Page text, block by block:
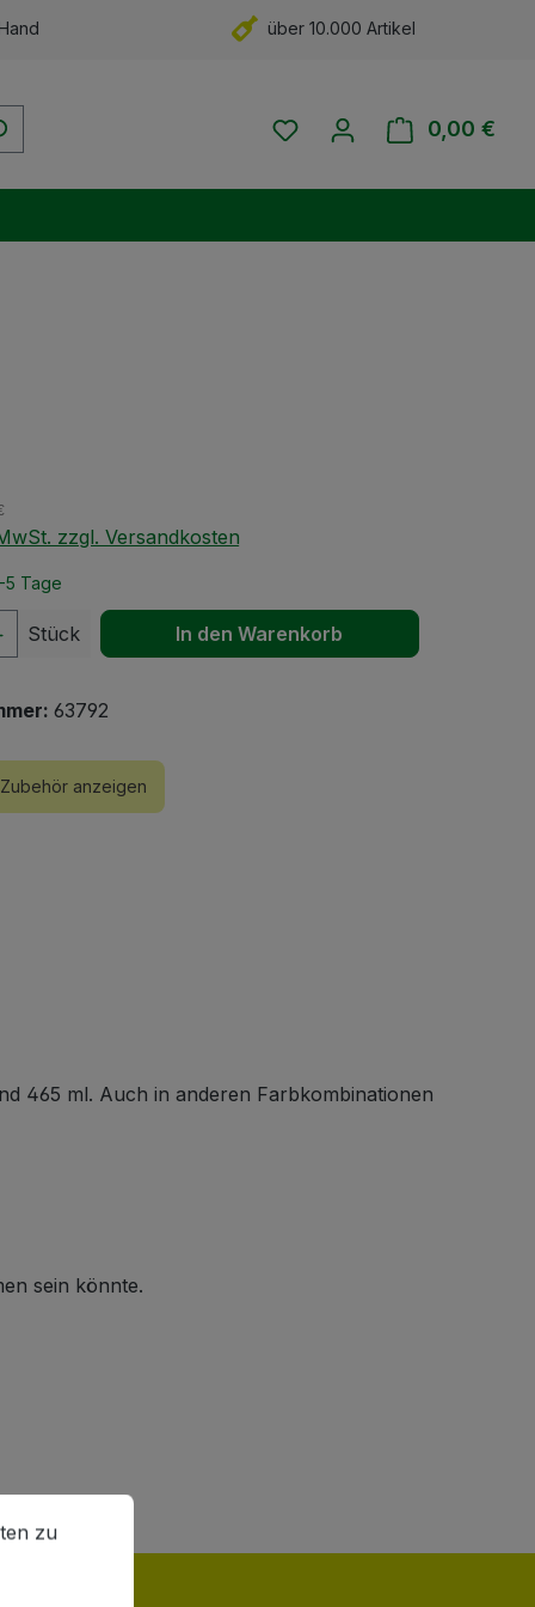
über 10.000 Artikel
Du hast 0 Produkte auf
0,00 €
zzgl. Versandkosten
5 Tage
Gib den gewünschten Wert
Stück In den Warenkorb
63792
anzeigen
465 ml. Auch in anderen Farbkombinationen
sein könnte.
Mehr Informationen ...
zu